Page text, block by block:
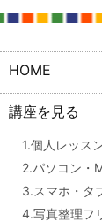
HOME
講座を見る
1.個人レッス
2.パソコン・
3.スマホ・タ
4.写真整理フ